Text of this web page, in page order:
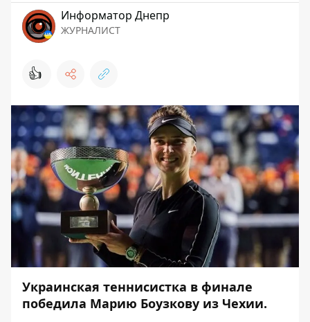
Информатор Днепр
ЖУРНАЛИСТ
👍
Украинская теннисистка в финале
победила Марию Боузкову из Чехии.